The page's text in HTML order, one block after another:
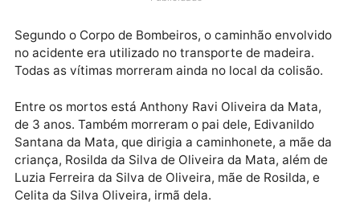
caminhão na RO-479, em Castanheiras.
Publicidade
Segundo o Corpo de Bombeiros, o caminhão
no acidente era utilizado no transporte de madeira.
Todas as vítimas morreram ainda no local da colisão.
Entre os mortos está Anthony Ravi Oliveira da Mata,